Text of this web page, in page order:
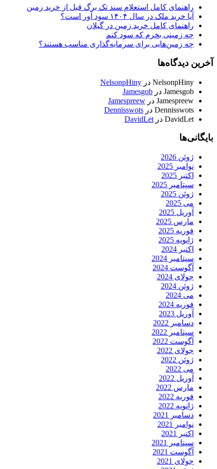
راهنمای کامل استعلام سند تک برگ قبل از خرید زمین
آیا خرید ملک در سال ۱۴۰۴ سود آور است؟
راهنمای کامل خرید زمین در گیلان
چه زمینی بخرم که سود کنم
چه زمین‌هایی برای سرمایه‌گذاری مناسب هستند؟
آخرین دیدگاه‌ها
NelsonpHiny در NelsonpHiny
Jamesgob در Jamesgob
Jamespreew در Jamespreew
Dennisswots در Dennisswots
DavidLet در DavidLet
بایگانی‌ها
ژوئن 2026
نوامبر 2025
اکتبر 2025
سپتامبر 2025
ژوئن 2025
می 2025
آوریل 2025
مارس 2025
فوریه 2025
ژانویه 2025
اکتبر 2024
سپتامبر 2024
آگوست 2024
جولای 2024
ژوئن 2024
می 2024
فوریه 2024
آوریل 2023
دسامبر 2022
سپتامبر 2022
آگوست 2022
جولای 2022
ژوئن 2022
می 2022
آوریل 2022
مارس 2022
فوریه 2022
ژانویه 2022
دسامبر 2021
نوامبر 2021
اکتبر 2021
سپتامبر 2021
آگوست 2021
جولای 2021